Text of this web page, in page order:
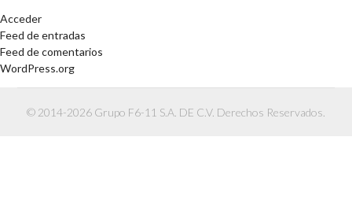
Acceder
Feed de entradas
Feed de comentarios
WordPress.org
© 2014-2026 Grupo F6-11 S.A. DE C.V. Derechos Reservados.